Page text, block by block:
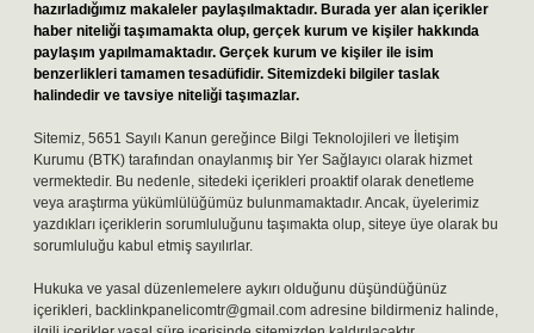
hazırladığımız makaleler paylaşılmaktadır. Burada yer alan içerikler
haber niteliği taşımamakta olup, gerçek kurum ve kişiler hakkında
paylaşım yapılmamaktadır. Gerçek kurum ve kişiler ile isim
benzerlikleri tamamen tesadüfidir. Sitemizdeki bilgiler taslak
halindedir ve tavsiye niteliği taşımazlar.
Sitemiz, 5651 Sayılı Kanun gereğince Bilgi Teknolojileri ve İletişim
Kurumu (BTK) tarafından onaylanmış bir Yer Sağlayıcı olarak hizmet
vermektedir. Bu nedenle, sitedeki içerikleri proaktif olarak denetleme
veya araştırma yükümlülüğümüz bulunmamaktadır. Ancak, üyelerimiz
yazdıkları içeriklerin sorumluluğunu taşımakta olup, siteye üye olarak bu
sorumluluğu kabul etmiş sayılırlar.
Hukuka ve yasal düzenlemelere aykırı olduğunu düşündüğünüz
içerikleri, backlinkpanelicomtr@gmail.com adresine bildirmeniz halinde,